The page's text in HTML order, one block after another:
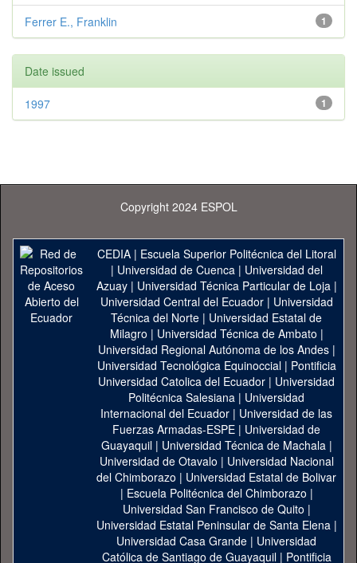
1
Ferrer E., Franklin
Date issued
1
1997
Copyright 2024 ESPOL
CEDIA| Escuela Superior Politécnica del Litoral
| Universidad de Cuenca| Universidad del
Azuay| Universidad Técnica Particular de Loja|
Universidad Central del Ecuador| Universidad
Técnica del Norte | Universidad Estatal de
Milagro | Universidad Técnica de Ambato |
Universidad Regional Autónoma de los Andes|
Universidad Tecnológica Equinoccial| Pontificia
Universidad Catolica del Ecuador | Universidad
Politécnica Salesiana | Universidad
Internacional del Ecuador | Universidad de las
Fuerzas Armadas-ESPE | Universidad de
Guayaquil| Universidad Técnica de Machala|
Universidad de Otavalo | Universidad Nacional
del Chimborazo | Universidad Estatal de Bolivar
| Escuela Politécnica del Chimborazo |
Universidad San Francisco de Quito |
Universidad Estatal Peninsular de Santa Elena|
Universidad Casa Grande | Universidad
Católica de Santiago de Guayaquil| Pontificia